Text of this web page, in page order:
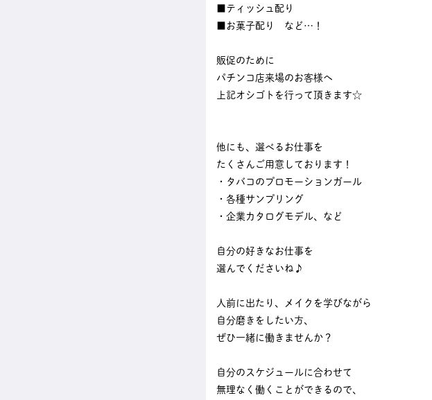
■ティッシュ配り
■お菓子配り など…！
販促のために
パチンコ店来場のお客様へ
上記オシゴトを行って頂きます☆
他にも、選べるお仕事を
たくさんご用意しております！
・タバコのプロモーションガール
・各種サンプリング
・企業カタログモデル、など
自分の好きなお仕事を
選んでくださいね♪
人前に出たり、メイクを学びながら
自分磨きをしたい方、
ぜひ一緒に働きませんか？
自分のスケジュールに合わせて
無理なく働くことができるので、